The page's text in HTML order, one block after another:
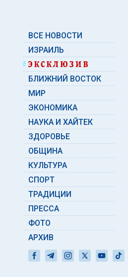
ВСЕ НОВОСТИ
ИЗРАИЛЬ
БЛИЖНИЙ ВОСТОК
МИР
ЭКОНОМИКА
НАУКА И ХАЙТЕК
ЗДОРОВЬЕ
ОБЩИНА
КУЛЬТУРА
СПОРТ
ТРАДИЦИИ
ПРЕССА
ФОТО
АРХИВ